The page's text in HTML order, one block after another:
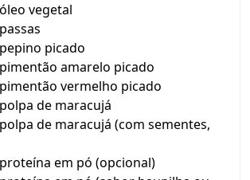
vegetal
picado
amarelo picado
vermelho picado
de maracujá
de maracujá (com sementes,
em pó (opcional)